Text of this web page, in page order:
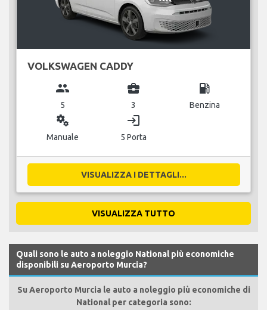
VOLKSWAGEN CADDY
group
5
business_center
3
local_gas_station
Benzina
miscellaneous_services
Manuale
login
5 Porta
VISUALIZZA I DETTAGLI...
VISUALIZZA TUTTO
Quali sono le auto a noleggio National più economiche
disponibili su Aeroporto Murcia?
Su Aeroporto Murcia le auto a noleggio più economiche di
National per categoria sono: